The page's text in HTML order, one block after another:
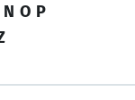
N O P